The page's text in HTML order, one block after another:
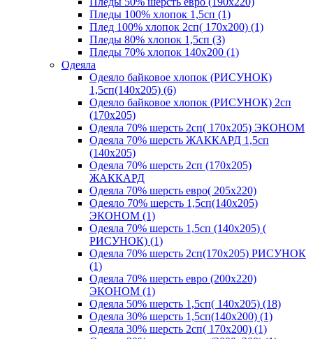
Пледы 100% хлопок 1,5сп (1)
Плед 100% хлопок 2сп( 170х200) (1)
Пледы 80% хлопок 1,5сп (3)
Пледы 70% хлопок 140х200 (1)
Одеяла
Одеяло байковое хлопок (РИСУНОК)
1,5сп(140х205) (6)
Одеяло байковое хлопок (РИСУНОК) 2сп
(170х205)
Одеяла 70% шерсть 2сп( 170х205) ЭКОНОМ
Одеяла 70% шерсть ЖАККАРД 1,5сп
(140х205)
Одеяла 70% шерсть 2сп (170х205)
ЖАККАРД
Одеяла 70% шерсть евро( 205х220)
Одеяло 70% шерсть 1,5сп(140х205)
ЭКОНОМ (1)
Одеяла 70% шерсть 1,5сп (140х205) (
РИСУНОК) (1)
Одеяла 70% шерсть 2сп(170х205) РИСУНОК
(1)
Одеяла 70% шерсть евро (200х220)
ЭКОНОМ (1)
Одеяла 50% шерсть 1,5сп( 140х205) (18)
Одеяла 30% шерсть 1,5сп(140х200) (1)
Одеяла 30% шерсть 2сп( 170х200) (1)